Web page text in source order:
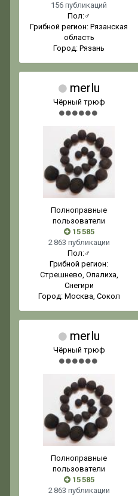
156 публикаций
Пол:♂
Грибной регион: Рязанская
область
Город: Рязань
merlu
Чёрный трюф
Полноправные
пользователи
15 585
2 863 публикации
Пол:♂
Грибной регион:
Стрешнево, Опалиха,
Снегири
Город: Москва, Сокол
merlu
Чёрный трюф
Полноправные
пользователи
15 585
2 863 публикации